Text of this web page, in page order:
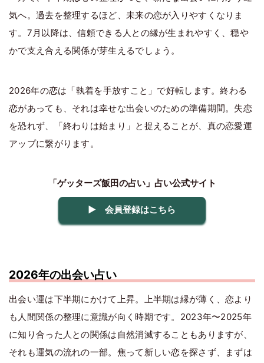
気へ。過去を整理するほど、未来の恋が入りやすくなりま
す。7月以降は、信頼できる人との縁が生まれやすく、穏や
かで支え合える関係が芽生えるでしょう。
2026年の恋は「執着を手放すこと」で好転します。終わる
恋があっても、それは幸せな出会いのための準備期間。失恋
を恐れず、「終わりは始まり」と捉えることが、真の恋愛運
アップに繋がります。
「ゲッターズ飯田の占い」占い公式サイト
▶ 会員登録はこちら
2026年の出会い占い
出会い運は下半期にかけて上昇。上半期は縁が薄く、恋より
も人間関係の整理に意識が向く時期です。2023年〜2025年
に知り合った人との関係は自然消滅することもありますが、
それも運気の流れの一部。焦って新しい恋を探さず、まずは